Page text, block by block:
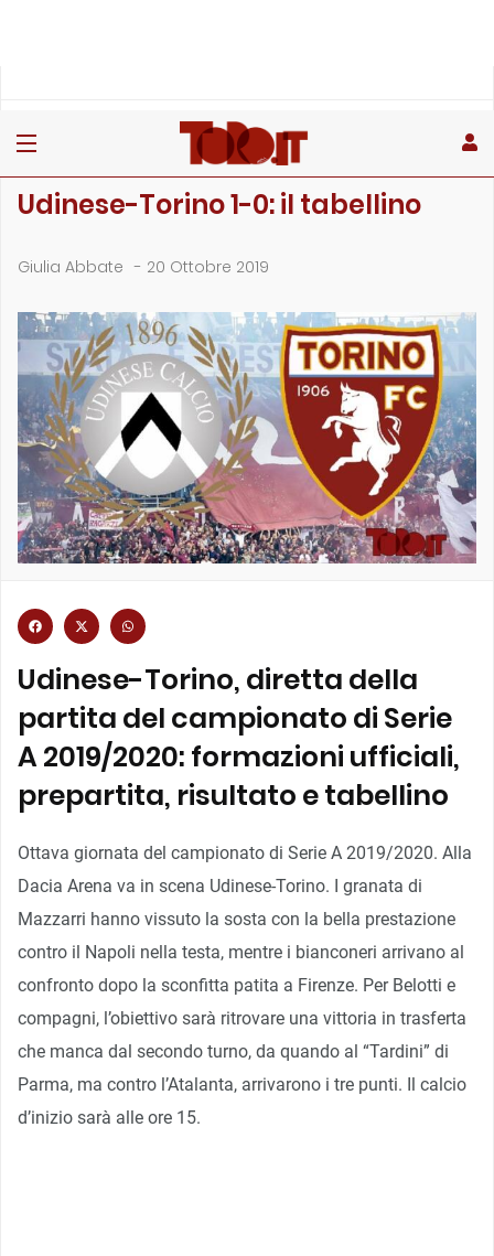
Udinese-Torino 1-0: il tabellino
Giulia Abbate - 20 Ottobre 2019
Udinese-Torino, diretta della
partita del campionato di Serie
A 2019/2020: formazioni ufficiali,
prepartita, risultato e tabellino
Ottava giornata del campionato di Serie A 2019/2020. Alla
Dacia Arena va in scena Udinese-Torino. I granata di
Mazzarri hanno vissuto la sosta con la bella prestazione
contro il Napoli nella testa, mentre i bianconeri arrivano al
confronto dopo la sconfitta patita a Firenze. Per Belotti e
compagni, l’obiettivo sarà ritrovare una vittoria in trasferta
che manca dal secondo turno, da quando al “Tardini” di
Parma, ma contro l’Atalanta, arrivarono i tre punti. Il calcio
d’inizio sarà alle ore 15.